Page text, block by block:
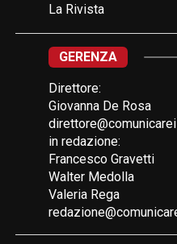
La Rivista
GERENZA
Direttore:
Giovanna De Rosa
in redazione:
Francesco Gravetti
Walter Medolla
Valeria Rega